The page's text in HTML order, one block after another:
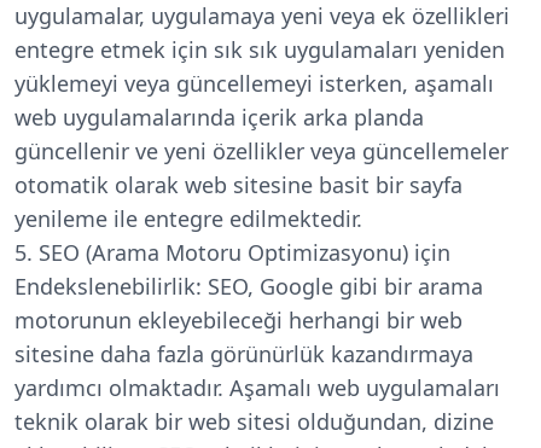
uygulamalar, uygulamaya yeni veya ek özellikleri
entegre etmek için sık sık uygulamaları yeniden
yüklemeyi veya güncellemeyi isterken, aşamalı
web uygulamalarında içerik arka planda
güncellenir ve yeni özellikler veya güncellemeler
otomatik olarak web sitesine basit bir sayfa
yenileme ile entegre edilmektedir.
SEO (Arama Motoru Optimizasyonu) için
Endekslenebilirlik: SEO, Google gibi bir arama
motorunun ekleyebileceği herhangi bir web
sitesine daha fazla görünürlük kazandırmaya
yardımcı olmaktadır. Aşamalı web uygulamaları
teknik olarak bir web sitesi olduğundan, dizine